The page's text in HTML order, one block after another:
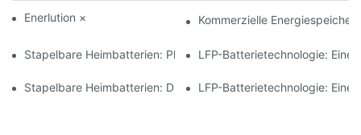
Enerlution × Clevenergy Kommerzielle
Stapelbare Heimbatterien: Platzsparende Lösungen zur
LFP-Batterietechnologie: Eine
Stapelbare Heimbatterien: Die Zukunft der Energiespeicherung
LFP-Batterietechnologie: